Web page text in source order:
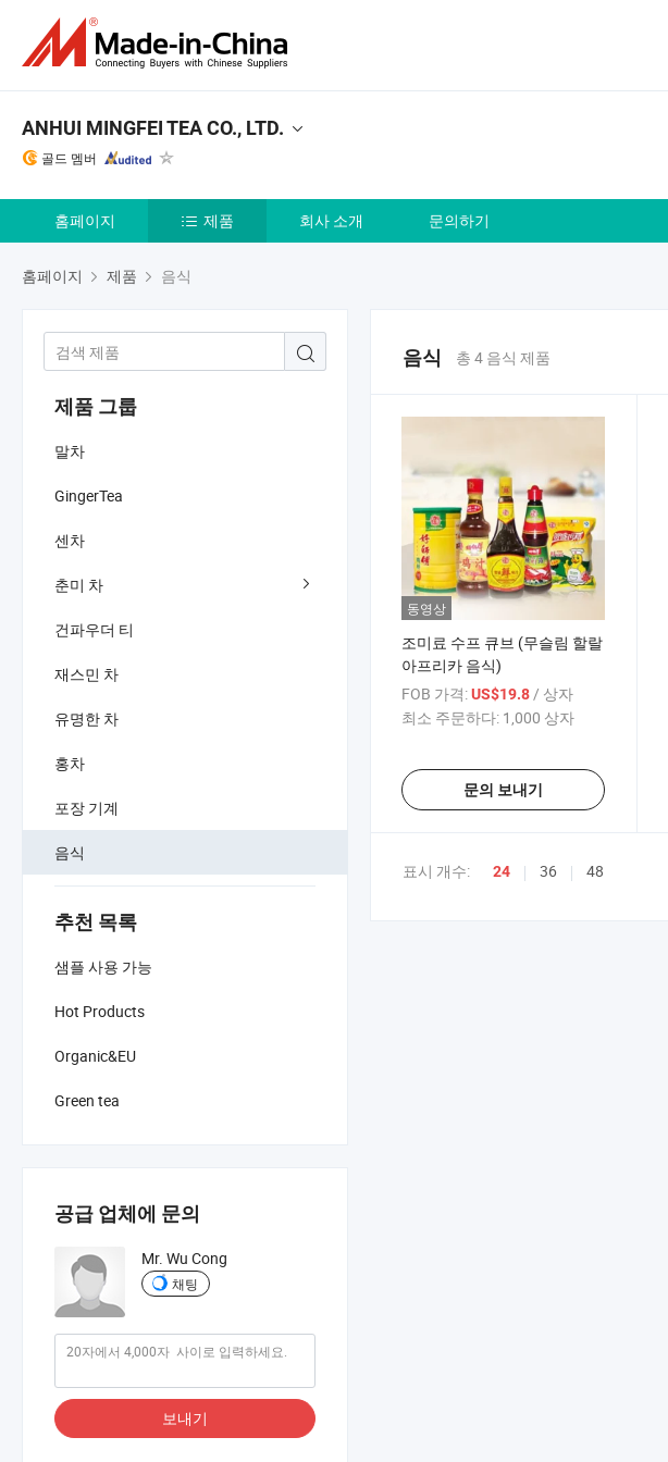
ANHUI MINGFEI TEA CO., LTD.
골드 멤버
홈페이지 제품 회사 소개 문의하기
홈페이지 제품 음식
제품 그룹
말차
GingerTea
센차
춘미 차
건파우더 티
재스민 차
유명한 차
홍차
포장 기계
음식
추천 목록
샘플 사용 가능
Hot Products
Organic&EU
Green tea
공급 업체에 문의
Mr. Wu Cong
채팅
보내기
음식 총 4 음식 제품
동영상
조미료 수프 큐브 (무슬림 할랄
아프리카 음식)
FOB 가격:US$19.8/ 상자
최소 주문하다: 1,000 상자
문의 보내기
표시 개수: 24 36 48